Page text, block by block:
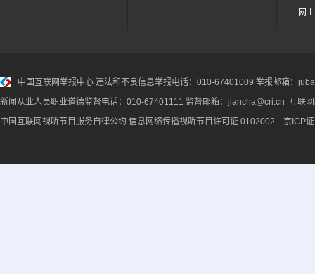
网
中国互联网举报中心 违法和不良信息举报电话：010-67401009 举报邮箱：
新闻从业人员职业道德监督电话：010-67401111 监督邮箱：jiancha@cri.cn 互联
中国互联网视听节目服务自律公约 信息网络传播视听节目许可证 0102002 京ICP